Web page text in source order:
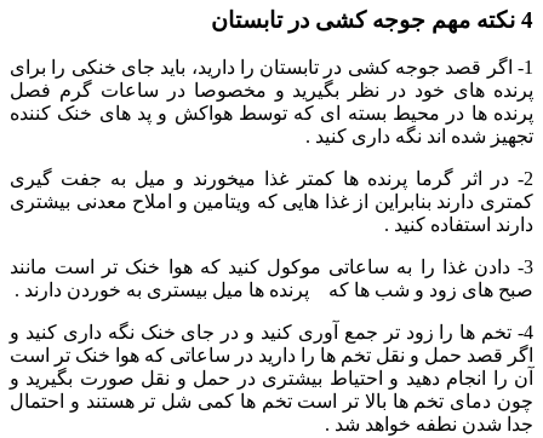
4 نکته مهم جوجه کشی در تابستان
1- اگر قصد جوجه کشی در تابستان را دارید، باید جای خنکی را برای
پرنده های خود در نظر بگیرید و مخصوصا در ساعات گرم فصل
پرنده ها در محیط بسته ای که توسط هواکش و پد های خنک کننده
تجهیز شده اند نگه داری کنید .
2- در اثر گرما پرنده ها کمتر غذا میخورند و میل به جفت گیری
کمتری دارند بنابراین از غذا هایی که ویتامین و املاح معدنی بیشتری
دارند استفاده کنید .
3- دادن غذا را به ساعاتی موکول کنید که هوا خنک تر است مانند
صبح های زود و شب ها که پرنده ها میل بیستری به خوردن دارند .
4- تخم ها را زود تر جمع آوری کنید و در جای خنک نگه داری کنید و
اگر قصد حمل و نقل تخم ها را دارید در ساعاتی که هوا خنک تر است
آن را انجام دهید و احتیاط بیشتری در حمل و نقل صورت بگیرید و
چون دمای تخم ها بالا تر است تخم ها کمی شل تر هستند و احتمال
جدا شدن نطفه خواهد شد .